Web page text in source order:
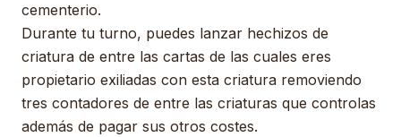
cementerio.
Durante tu turno, puedes lanzar hechizos de
criatura de entre las cartas de las cuales eres
propietario exiliadas con esta criatura removiendo
tres contadores de entre las criaturas que controlas
además de pagar sus otros costes.